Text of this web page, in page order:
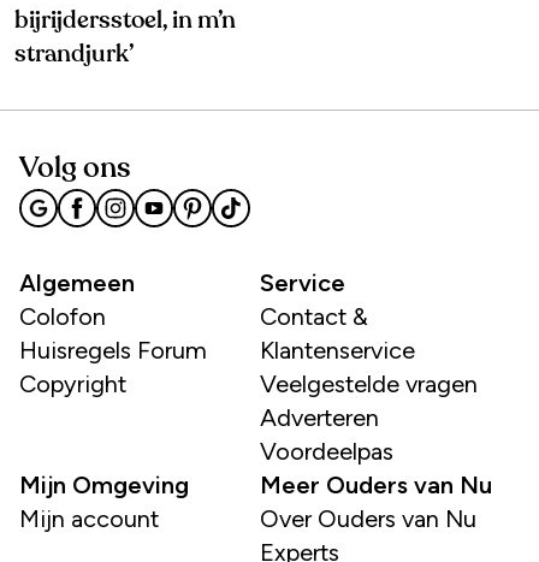
bijrijdersstoel, in m’n
strandjurk’
Volg ons
Algemeen
Colofon
Huisregels Forum
Copyright
Service
Contact &
Klantenservice
Veelgestelde vragen
Adverteren
Voordeelpas
Mijn Omgeving
Mijn account
Meer Ouders van Nu
Over Ouders van Nu
Experts